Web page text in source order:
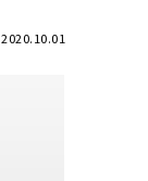
2020.10.01